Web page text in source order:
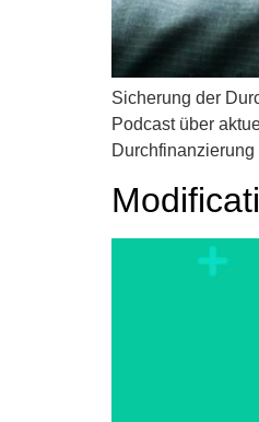
Sicherung der
Podcast über